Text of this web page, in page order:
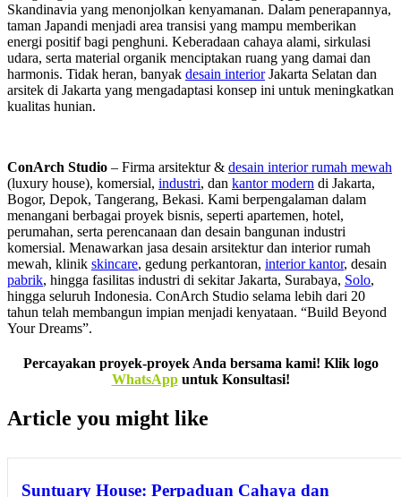
Skandinavia yang menonjolkan kenyamanan. Dalam penerapannya,
taman Japandi menjadi area transisi yang mampu memberikan
energi positif bagi penghuni. Keberadaan cahaya alami, sirkulasi
udara, serta material organik menciptakan ruang yang damai dan
harmonis. Tidak heran, banyak desain interiorJakarta Selatan dan
arsitek di Jakarta yang mengadaptasi konsep ini untuk meningkatkan
kualitas hunian.
ConArch Studio – Firma arsitektur & desain interior rumah mewah
(luxury house), komersial, industri, dan kantor modern di Jakarta,
Bogor, Depok, Tangerang, Bekasi. Kami berpengalaman dalam
menangani berbagai proyek bisnis, seperti apartemen, hotel,
perumahan, serta perencanaan dan desain bangunan industri
komersial. Menawarkan jasa desain arsitektur dan interior rumah
mewah, klinik skincare, gedung perkantoran, interior kantor, desain
pabrik, hingga fasilitas industri di sekitar Jakarta, Surabaya, Solo,
hingga seluruh Indonesia. ConArch Studio selama lebih dari 20
tahun telah membangun impian menjadi kenyataan. “Build Beyond
Your Dreams”.
Percayakan proyek-proyek Anda bersama kami! Klik logo
WhatsApp untuk Konsultasi!
Article you might like
Suntuary House: Perpaduan Cahaya dan